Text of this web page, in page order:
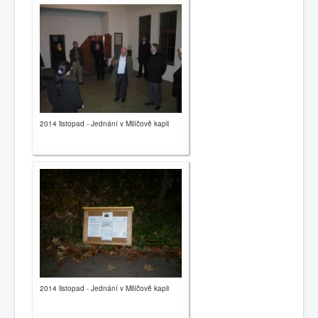
2014 listopad - Jednání v Milíčově kapli
2014 listopad - Jednání v Milíčově kapli